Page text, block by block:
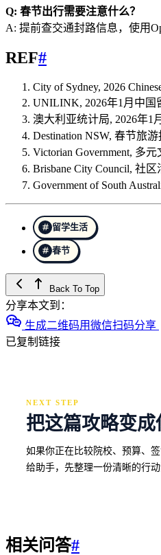
Q: 春节出行需要注意什么？
A: 提前查交通封路信息，使用
REF#
City of Sydney, 2026
UNILINK, 2026年1月中国
澳大利亚统计局, 2026年1
Destination NSW, 春节旅
Victorian Government, 多
Brisbane City Council, 社
Government of South
留学生活
春节
Back To Top
分享本文到：
生成二维码用微信扫码分享
已复制链接
NEXT STEP
把这篇攻略变
如果你正在比较院校、预算、
给助手，先整理一份清晰的行动
相关问答#